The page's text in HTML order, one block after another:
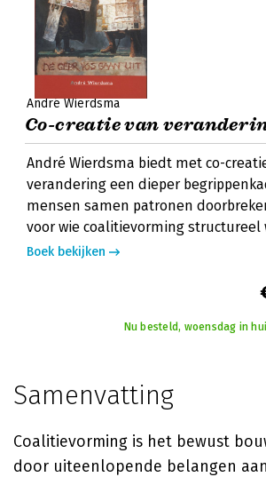
André Wierdsma
Co-creatie van
André Wierdsma biedt met co-
verandering een dieper
mensen samen patronen
voor wie coalitievorming structureel
Boek bekijken
Nu besteld, woensdag in
Samenvatting
Coalitievorming is het bewust
door uiteenlopende belangen